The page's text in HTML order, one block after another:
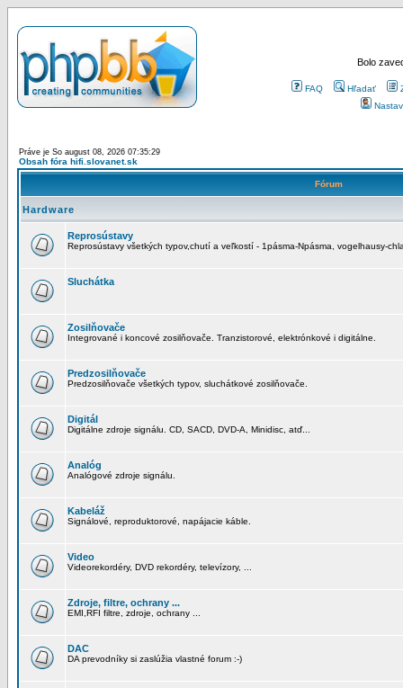
Bolo
FAQ Hľadať
Práve je So august 08, 2026 07:35:29
Obsah fóra hifi.slovanet.sk
Fórum
Hardware
Reprosústavy
Reprosústavy všetkých typov,chutí a veľkostí - 1pásma-Npásma, vogelhausy-
Sluchátka
Zosilňovače
Integrované i koncové zosilňovače. Tranzistorové, elektrónkové i digitálne.
Predzosilňovače
Predzosilňovače všetkých typov, sluchátkové zosilňovače.
Digitál
Digitálne zdroje signálu. CD, SACD, DVD-A, Minidisc, atď...
Analóg
Analógové zdroje signálu.
Kabeláž
Signálové, reproduktorové, napájacie káble.
Video
Videorekordéry, DVD rekordéry, televízory, ...
Zdroje, filtre, ochrany ...
EMI,RFI filtre, zdroje, ochrany ...
DAC
DA prevodníky si zaslúžia vlastné forum :-)